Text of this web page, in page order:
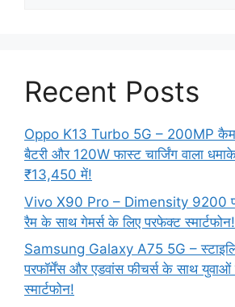
Recent Posts
Oppo K13 Turbo 5G – 200MP
बैटरी और 120W फास्ट चार्जिंग वाला
₹13,450 में!
Vivo X90 Pro – Dimensity 9200
रैम के साथ गेमर्स के लिए परफेक्ट स्मार्टफोन!
Samsung Galaxy A75 5G –
परफॉर्मेंस और एडवांस फीचर्स के साथ युवाओं
स्मार्टफोन!